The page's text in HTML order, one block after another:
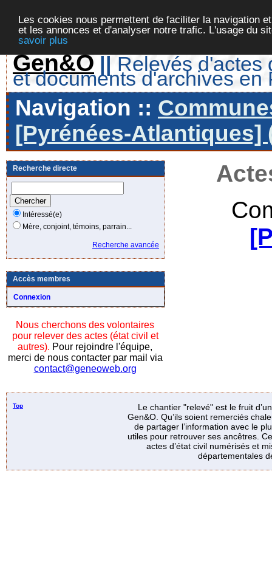
Les cookies nous permettent de faciliter la navigation
et les annonces et d'analyser notre trafic. L'usage du
savoir plus
Gen&O || Relevés d'actes
et documents d'archives en
Navigation ::
[Pyrénées-Atlantiques]
Recherche directe
Intéressé(e)
Mère, conjoint, témoins, parrain...
Recherche avancée
Accès membres
Connexion
Nous cherchons des volontaires
pour relever des actes (état civil et
autres). Pour rejoindre l'équipe,
merci de nous contacter par mail via
contact@geneoweb.org
Top
Le chantier "relevé" est le fruit
Gen&O. Qu’ils soient remerciés
de partager l’information avec le
utiles pour retrouver ses ancêtres.
actes d’état civil numérisés et
départementales